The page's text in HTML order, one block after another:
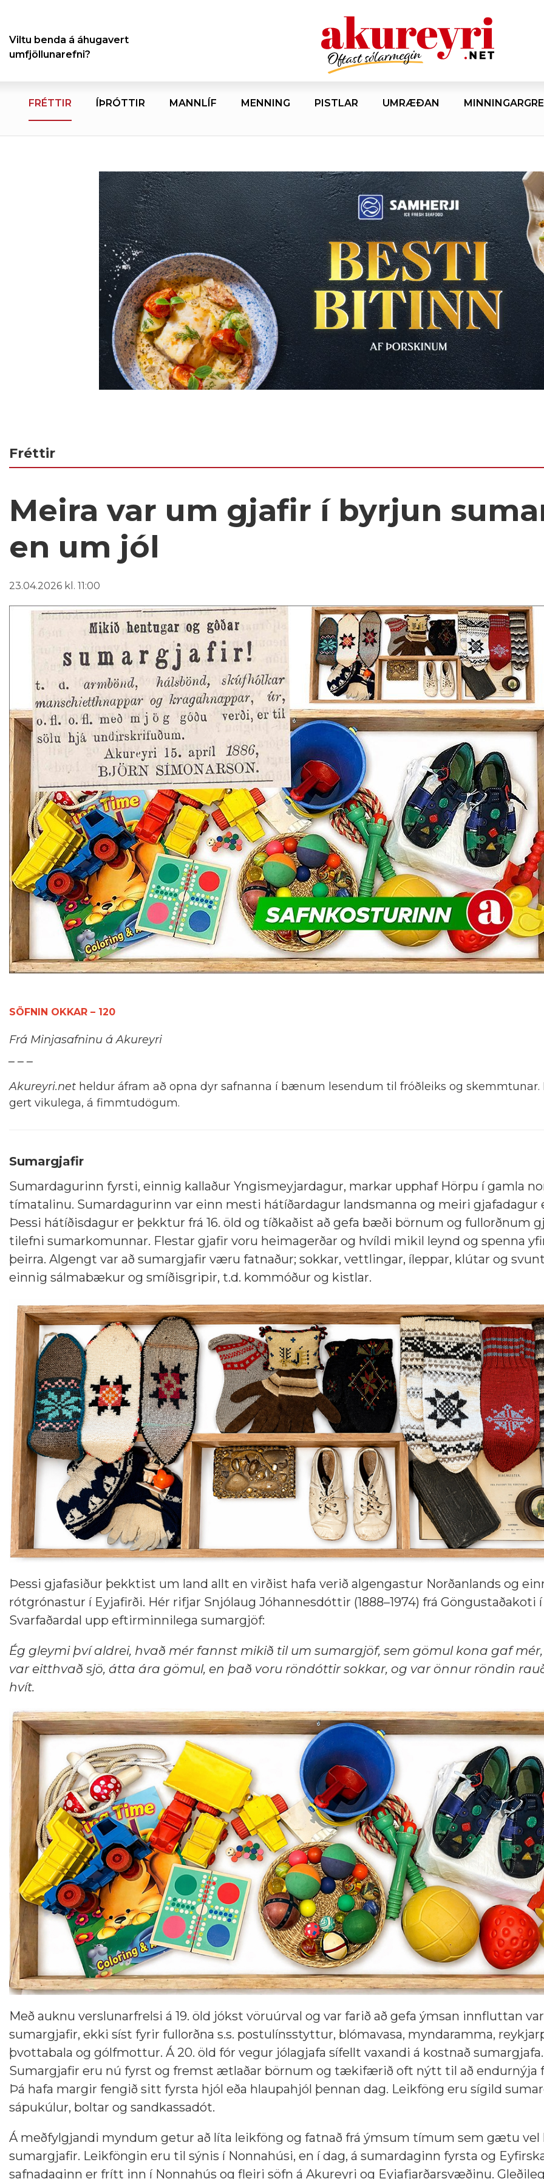
Viltu benda á áhugavert
umfjöllunarefni?
FRÉTTIR ÍÞRÓTTIR MANNLÍF MENNING PISTLAR UMRÆÐAN
Fréttir
Meira var um gjafir í byrjun
en um jól
23.04.2026 kl. 11:00
SÖFNIN OKKAR – 120
Frá Minjasafninu á Akureyri
Akureyri.net heldur áfram að opna dyr safnanna í bænum lesendum til fróðleiks og skemmtunar.
gert vikulega, á fimmtudögum.
Sumargjafir
Sumardagurinn fyrsti, einnig kallaður Yngismeyjardagur, markar upphaf Hörpu í gamla
tímatalinu. Sumardagurinn var einn mesti hátíðardagur landsmanna og meiri gjafadagur
Þessi hátíðisdagur er þekktur frá 16. öld og tíðkaðist að gefa bæði börnum og fullorðnum
tilefni sumarkomunnar. Flestar gjafir voru heimagerðar og hvíldi mikil leynd og spenna
þeirra. Algengt var að sumargjafir væru fatnaður; sokkar, vettlingar, íleppar, klútar og
einnig sálmabækur og smíðisgripir, t.d. kommóður og kistlar.
Þessi gjafasiður þekktist um land allt en virðist hafa verið algengastur Norðanlands og
rótgrónastur í Eyjafirði. Hér rifjar Snjólaug Jóhannesdóttir (1888–1974) frá Göngustaðakoti í
Svarfaðardal upp eftirminnilega sumargjöf:
Ég gleymi því aldrei, hvað mér fannst mikið til um sumargjöf, sem gömul kona gaf
var eitthvað sjö, átta ára gömul, en það voru röndóttir sokkar, og var önnur röndin
hvít.
Með auknu verslunarfrelsi á 19. öld jókst vöruúrval og var farið að gefa ýmsan innfluttan
sumargjafir, ekki síst fyrir fullorðna s.s. postulínsstyttur, blómavasa, myndaramma,
þvottabala og gólfmottur. Á 20. öld fór vegur jólagjafa sífellt vaxandi á kostnað sumargjafa.
Sumargjafir eru nú fyrst og fremst ætlaðar börnum og tækifærið oft nýtt til að endurnýja
Þá hafa margir fengið sitt fyrsta hjól eða hlaupahjól þennan dag. Leikföng eru sígild
sápukúlur, boltar og sandkassadót.
Á meðfylgjandi myndum getur að líta leikföng og fatnað frá ýmsum tímum sem gætu vel
sumargjafir. Leikföngin eru til sýnis í Nonnahúsi, en í dag, á sumardaginn fyrsta og
safnadaginn er frítt inn í Nonnahús og fleiri söfn á Akureyri og Eyjafjarðarsvæðinu.